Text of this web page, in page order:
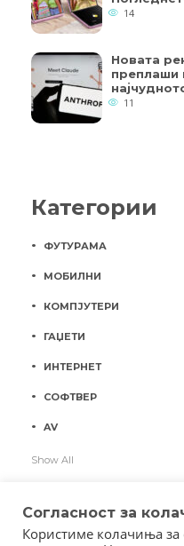
14
Новата
преплаши
11
Категории
ФУТУРАМА
МОБИЛНИ
КОМПЈУТЕРИ
ГАЏЕТИ
ИНТЕРНЕТ
СОФТВЕР
AV
Show All
Согласност за
Користиме колачиња